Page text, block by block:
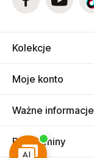
Kolekcje
Moje konto
Ważne informacje
Regulaminy